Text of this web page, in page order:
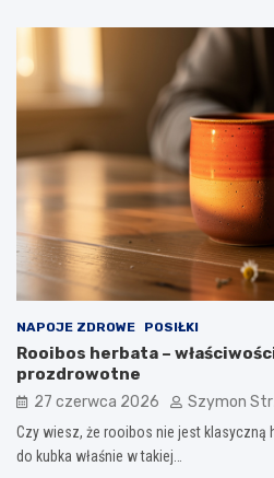
NAPOJE ZDROWE POSIŁKI
Rooibos herbata –
prozdrowotne
27 czerwca 2026 Szymon
Czy wiesz, że rooibos nie jest klasyczną
do kubka właśnie w takiej…